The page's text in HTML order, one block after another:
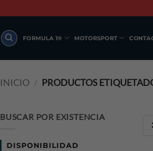
FORMULA 1® MOTORSPORT
INICIO / PRODUCTOS
BUSCAR POR EXISTENCIA
DISPONIBILIDAD